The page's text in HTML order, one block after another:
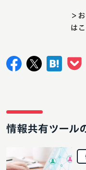
＞
は
情報共有ツール